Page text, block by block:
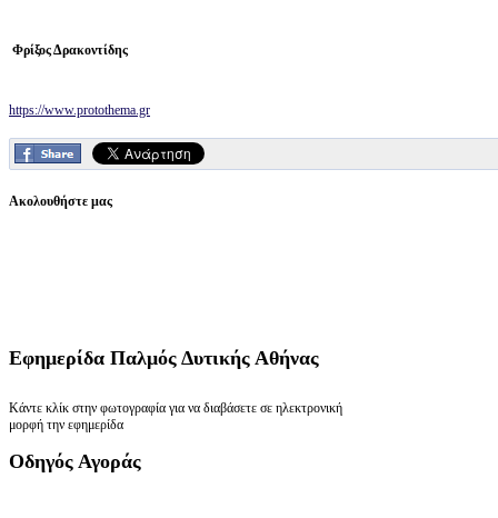
Φρίξος Δρακοντίδης
https://www.protothema.gr
Ακολουθήστε μας
Εφημερίδα Παλμός Δυτικής Αθήνας
Κάντε κλίκ στην φωτογραφία για να διαβάσετε σε ηλεκτρονική
μορφή την εφημερίδα
Οδηγός Αγοράς